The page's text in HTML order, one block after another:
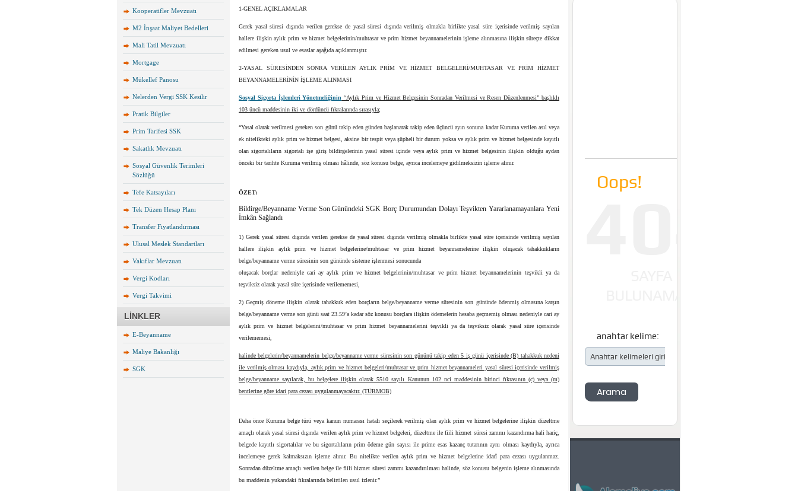
Kooperatifler Mevzuatı
M2 İnşaat Maliyet Bedelleri
Mali Tatil Mevzuatı
Mortgage
Mükellef Panosu
Nelerden Vergi SSK Kesilir
Pratik Bilgiler
Prim Tarifesi SSK
Sakatlık Mevzuatı
Sosyal Güvenlik Terimleri
Sözlüğü
Tefe Katsayıları
Tek Düzen Hesap Planı
Transfer Fiyatlandırması
Ulusal Meslek Standartları
Vakıflar Mevzuatı
Vergi Kodları
Vergi Takvimi
LİNKLER
E-Beyanname
Maliye Bakanlığı
SGK
1-GENEL AÇIKLAMALAR
Gerek yasal süresi dışında verilen gerekse de yasal süresi dışında verilmiş olmakla birlikte yasal süre içerisinde verilmiş sayılan
hallere ilişkin aylık prim ve hizmet belgelerinin/muhtasar ve prim hizmet beyannamelerinin işleme alınmasına ilişkin süreçte dikkat
edilmesi gereken usul ve esaslar aşağıda açıklanmıştır.
2-YASAL SÜRESİNDEN SONRA VERİLEN AYLIK PRİM VE HİZMET BELGELERİ/MUHTASAR VE PRİM HİZMET
BEYANNAMELERİNİN İŞLEME ALINMASI
Sosyal Sigorta İşlemleri Yönetmeliğinin “Aylık Prim ve Hizmet Belgesinin Sonradan Verilmesi ve Resen Düzenlenmesi” başlıklı
103 üncü maddesinin iki ve dördüncü fıkralarında sırasıyla;
“Yasal olarak verilmesi gereken son günü takip eden günden başlanarak takip eden üçüncü ayın sonuna kadar Kuruma verilen asıl veya
ek nitelikteki aylık prim ve hizmet belgesi, aksine bir tespit veya şüpheli bir durum yoksa ve aylık prim ve hizmet belgesinde kayıtlı
olan sigortalıların sigortalı işe giriş bildirgelerinin yasal süresi içinde veya aylık prim ve hizmet belgesinin ilişkin olduğu aydan
önceki bir tarihte Kuruma verilmiş olması hâlinde, söz konusu belge, ayrıca incelemeye gidilmeksizin işleme alınır.
ÖZET:
Bildirge/Beyanname Verme Son Günündeki SGK Borç Durumundan Dolayı Teşvikten Yararlanamayanlara Yeni
İmkân Sağlandı
1) Gerek yasal süresi dışında verilen gerekse de yasal süresi dışında verilmiş olmakla birlikte yasal süre içerisinde verilmiş sayılan
hallere ilişkin aylık prim ve hizmet belgelerine/muhtasar ve prim hizmet beyannamelerine ilişkin oluşacak tahakkukların
belge/beyanname verme süresinin son gününde sisteme işlenmesi sonucunda
oluşacak borçlar nedeniyle cari ay aylık prim ve hizmet belgelerinin/muhtasar ve prim hizmet beyannamelerinin teşvikli ya da
teşviksiz olarak yasal süre içerisinde verilememesi,
2) Geçmiş döneme ilişkin olarak tahakkuk eden borçların belge/beyanname verme süresinin son gününde ödenmiş olmasına karşın
belge/beyanname verme son günü saat 23.59’a kadar söz konusu borçlara ilişkin ödemelerin hesaba geçmemiş olması nedeniyle cari ay
aylık prim ve hizmet belgelerini/muhtasar ve prim hizmet beyannamelerini teşvikli ya da teşviksiz olarak yasal süre içerisinde
verilememesi,
halinde belgelerin/beyannamelerin belge/beyanname verme süresinin son gününü takip eden 5 iş günü içerisinde (B) tahakkuk nedeni
ile verilmiş olması kaydıyla, aylık prim ve hizmet belgeleri/muhtasar ve prim hizmet beyannameleri yasal süresi içerisinde verilmiş
belge/beyanname sayılacak, bu belgelere ilişkin olarak 5510 sayılı Kanunun 102 nci maddesinin birinci fıkrasının (c) veya (m)
bentlerine göre idari para cezası uygulanmayacaktır. (TÜRMOB)
Daha önce Kuruma belge türü veya kanun numarası hatalı seçilerek verilmiş olan aylık prim ve hizmet belgelerine ilişkin düzeltme
amaçlı olarak yasal süresi dışında verilen aylık prim ve hizmet belgeleri, düzeltme ile fiili hizmet süresi zammı kazandırma hali hariç,
belgede kayıtlı sigortalılar ve bu sigortalıların prim ödeme gün sayısı ile prime esas kazanç tutarının aynı olması kaydıyla, ayrıca
incelemeye gerek kalmaksızın işleme alınır. Bu nitelikte verilen aylık prim ve hizmet belgelerine idarî para cezası uygulanmaz.
Sonradan düzeltme amaçlı verilen belge ile fiili hizmet süresi zammı kazandırılması halinde, söz konusu belgenin işleme alınmasında
bu maddenin yukarıdaki fıkralarında belirtilen usul izlenir.”